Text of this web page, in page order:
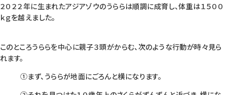
２０２２年に生まれたアジアゾウのうららは順調に成育し、体重は１５００
ｋｇを越えました。
このところうららを中心に親子３頭がからむ、次のような行動が時々見ら
れます。
①まず、うららが地面にごろんと横になります。